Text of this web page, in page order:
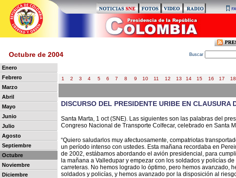
Octubre de 2004 Buscar
Enero
Febrero
Marzo
Abril
Mayo
Junio
Julio
Agosto
Septiembre
Octubre
Noviembre
Diciembre
1 2 3 4 5 6 7 8 9 10 11 12 13 14 15 16 17 18
DISCURSO DEL PRESIDENTE URIBE EN CLAUSURA
Santa Marta, 1 oct (SNE). Las siguientes son las palabras del
Congreso Nacional de Transporte Colfecar, celebrado en Santa
“Quiero saludarlos muy afectuosamente, compatriotas
un período intenso con ustedes. Esta mañana recordaba en
de 2002, estábamos abordando el avión presidencial, para
la mañana a Valledupar y empezar con los soldados y policías
carreteras. No hemos logrado lo óptimo, pero hemos avanzado,
soldados y policías, y hemos avanzado por la disposición al